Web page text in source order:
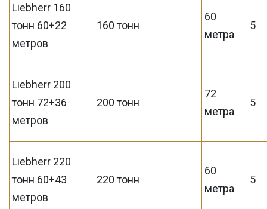
Liebherr 160
тонн 60+22
метров
160 тонн
60
метра
5
Liebherr 200
тонн 72+36
метров
200 тонн
72
метра
5
Liebherr 220
тонн 60+43
метров
220 тонн
60
метра
5